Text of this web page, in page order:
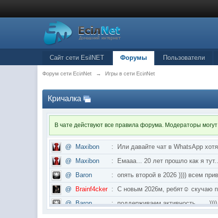
Сайт сети EsilNET Форумы Пользователи
Форум сети EciлNet → Игры в сети EciлNet
Кричалка
В чате действуют все правила форума. Модераторы
@ Maxibon :
Или давайте чат в WhatsApp
@
Maxibon :
Емааа... 20 лет прошло как я
@
Baron :
опять второй в 2026 )))) всем
@
Brainf4cker :
С новым 2026м, ребят☺️
@
Baron :
поддерживаем активность ..... ))))